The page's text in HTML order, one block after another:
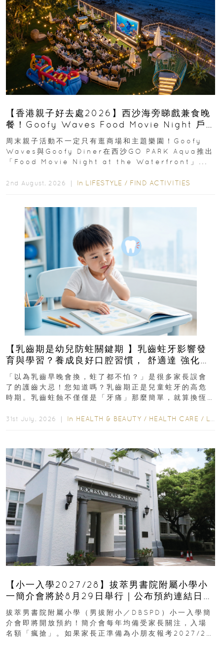
【香港親子好去處2026】西沙海旁睇戲兼食晚
餐！Goofy Waves Food Movie Night 戶
外影院逢週末登場
周末親子活動不一定只有逛商場和主題樂園！Goofy
Waves與Goofy Diner在西沙GO PARK Aqua推出
「Food Movie Night at the Waterfront」...
2nd August, 2026 ｜ In LIFESTYLE / FIND ACTIVITIES
【乳齒期是幼兒防蛀關鍵期 】乳齒蛀牙影響發
育與學習？養成良好口腔習慣， 舒適達 強化琺
瑯質 兒童牙膏防護指南
「以為乳齒早晚會換，蛀了都不怕？」是很多家長誤會
了的護齒大忌！您知道嗎？乳齒期正是兒童蛀牙的高危
時期。乳齒蛀蝕不僅僅是「牙痛」那麼簡單，就算換恆
31st July, 2026 ｜ In HEALTH & BEAUTY / HEALTH CARE / LIFESTYLE
【小一入學2027/28】拔萃男書院附屬小學小
一簡介會將於8月29日舉行｜公布預約連結日期
｜更設有網上重溫
拔萃男書院附屬小學（男拔附小／DBSPD）小一入學簡
介會即將開放預約！簡介會每年均備受家長關注，入場
名額「瘋搶」。如果家長正準備為小朋友報考2027/28